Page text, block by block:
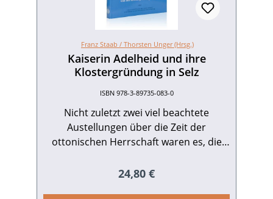
Franz Staab / Thorsten Unger (Hrsg.)
Kaiserin Adelheid und ihre
Klostergründung in Selz
ISBN 978-3-89735-083-0
Nicht zuletzt zwei viel beachtete
Austellungen über die Zeit der
ottonischen Herrschaft waren es, die
stärker ins Bewusstsein treten ließen:
Regulärer Preis:
24,80 €